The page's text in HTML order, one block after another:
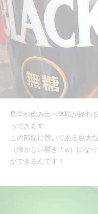
見学や飲み比べ体験が終わ
ってきます。
この部屋に置いてある巨大
（懐かしい響き！w）にな
ができるんです！